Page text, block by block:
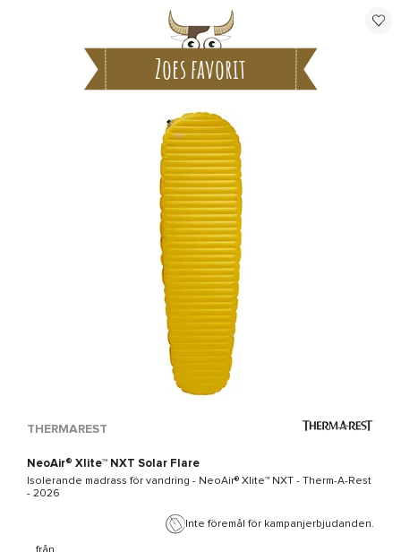
Zoes favorit
THERMAREST
NeoAir® Xlite™ NXT Solar Flare
Isolerande madrass för vandring - NeoAir® Xlite™ NXT - Therm-A-Rest
- 2026
Inte föremål för kampanjerbjudanden.